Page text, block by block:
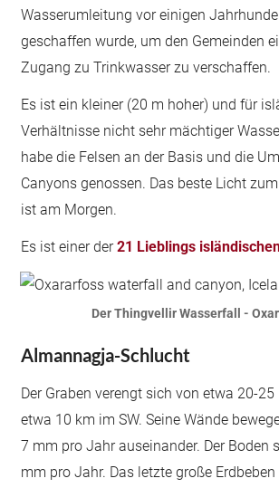
Wasserumleitung vor einigen
geschaffen wurde, um den Gemeinden
Zugang zu Trinkwasser zu verschaffen.
Es ist ein kleiner (20 m hoher) und für
Verhältnisse nicht sehr mächtiger
habe die Felsen an der Basis und die
Canyons genossen. Das beste Licht
ist am Morgen.
Es ist einer der21 Lieblings
Der Thingvellir Wasserfall -
Almannagja-Schlucht
Der Graben verengt sich von etwa 20-
etwa 10 km im SW. Seine Wände
7 mm pro Jahr auseinander. Der Boden
mm pro Jahr. Das letzte große